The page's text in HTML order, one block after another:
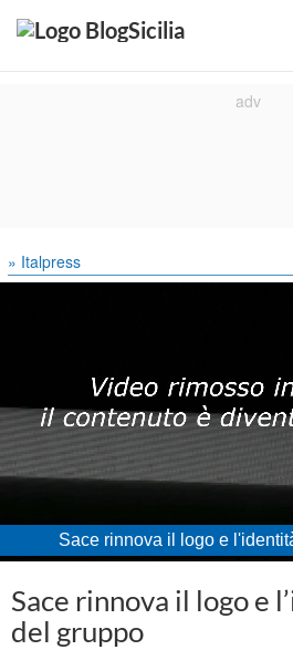
» Italpress
Sace rinnova il logo e
Unmute Loaded:
Sace rinnova il logo e
del gruppo